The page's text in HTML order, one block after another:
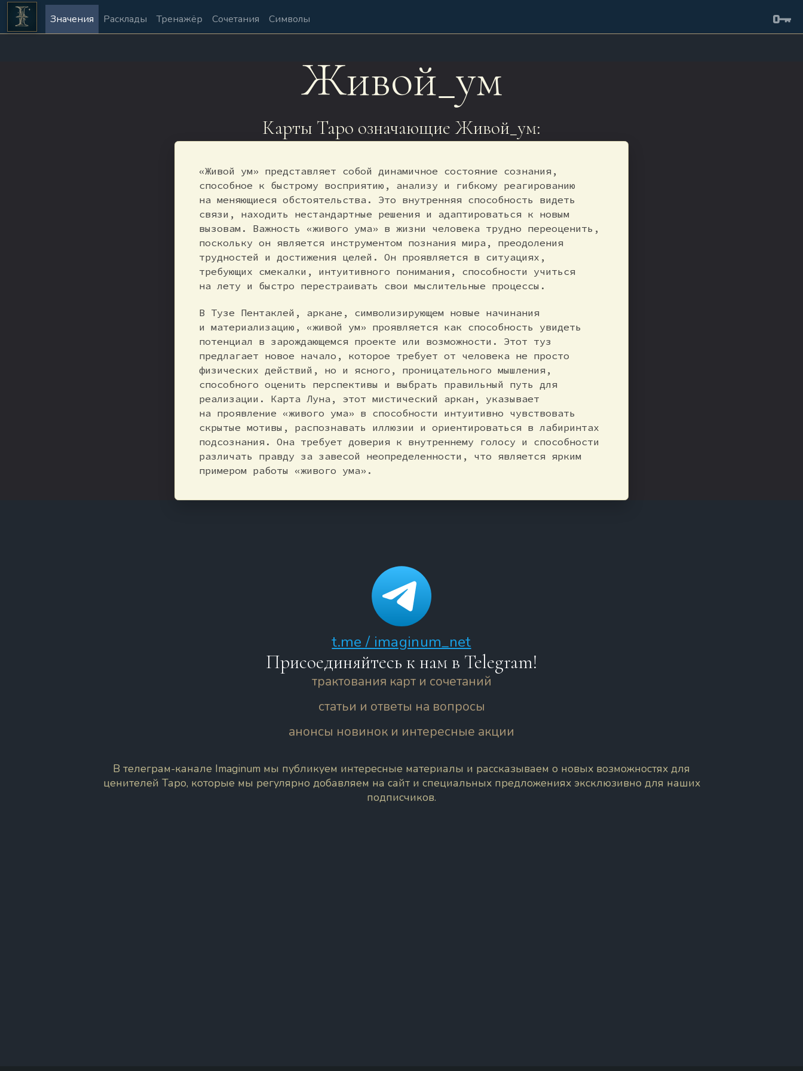
Значения Расклады Тренажёр Сочетания Символы
Живой_ум
Карты Таро означающие Живой_ум:
«Живой ум» представляет собой динамичное состояние сознания,
способное к быстрому восприятию, анализу и гибкому реагированию
на меняющиеся обстоятельства. Это внутренняя способность видеть
связи, находить нестандартные решения и адаптироваться к новым
вызовам. Важность «живого ума» в жизни человека трудно переоценить,
поскольку он является инструментом познания мира, преодоления
трудностей и достижения целей. Он проявляется в ситуациях,
требующих смекалки, интуитивного понимания, способности учиться
на лету и быстро перестраивать свои мыслительные процессы.
В Тузе Пентаклей, аркане, символизирующем новые начинания
и материализацию, «живой ум» проявляется как способность увидеть
потенциал в зарождающемся проекте или возможности. Этот туз
предлагает новое начало, которое требует от человека не просто
физических действий, но и ясного, проницательного мышления,
способного оценить перспективы и выбрать правильный путь для
реализации. Карта Луна, этот мистический аркан, указывает
на проявление «живого ума» в способности интуитивно чувствовать
скрытые мотивы, распознавать иллюзии и ориентироваться в лабиринтах
подсознания. Она требует доверия к внутреннему голосу и способности
различать правду за завесой неопределенности, что является ярким
примером работы «живого ума».
t.me / imaginum_net
Присоединяйтесь к нам в Telegram!
трактования карт и сочетаний
статьи и ответы на вопросы
анонсы новинок и интересные акции
В телеграм-канале Imaginum мы публикуем интересные материалы и рассказываем о новых возможностях для
ценителей Таро, которые мы регулярно добавляем на сайт и специальных предложениях эксклюзивно для наших
подписчиков.